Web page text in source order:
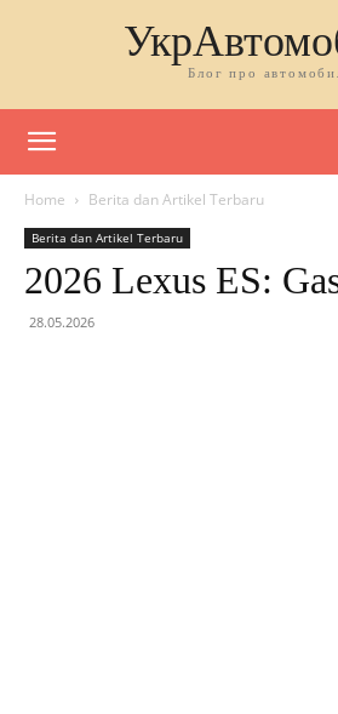
Блог про
Home Berita dan Artikel Terbaru
Berita dan Artikel Terbaru
2026 Lexus ES:
28.05.2026